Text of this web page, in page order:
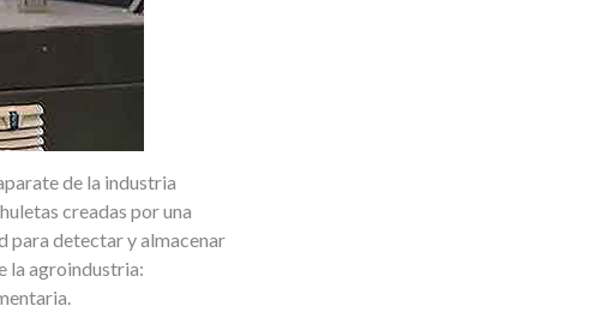
de la industria
creadas por una
para detectar y almacenar
la agroindustria: